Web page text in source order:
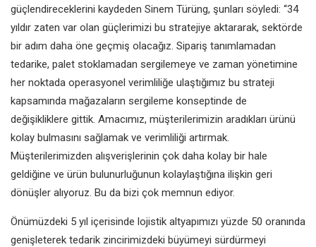
güçlendireceklerini kaydeden Sinem Türüng, şunları söyledi: “34
yıldır zaten var olan güçlerimizi bu stratejiye aktararak, sektörde
bir adım daha öne geçmiş olacağız. Sipariş tanımlamadan
tedarike, palet stoklamadan sergilemeye ve zaman yönetimine
her noktada operasyonel verimliliğe ulaştığımız bu strateji
kapsamında mağazaların sergileme konseptinde de
değişikliklere gittik. Amacımız, müşterilerimizin aradıkları ürünü
kolay bulmasını sağlamak ve verimliliği artırmak.
Müşterilerimizden alışverişlerinin çok daha kolay bir hale
geldiğine ve ürün bulunurluğunun kolaylaştığına ilişkin geri
dönüşler alıyoruz. Bu da bizi çok memnun ediyor.
Önümüzdeki 5 yıl içerisinde lojistik altyapımızı yüzde 50 oranında
genişleterek tedarik zincirimizdeki büyümeyi sürdürmeyi